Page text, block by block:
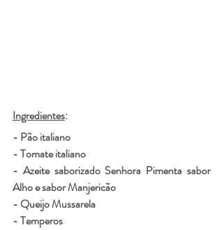
Ingredientes:
- Pão italiano
- Tomate italiano
- Azeite saborizado Senhora Pimenta sabor
Alho e sabor Manjericão
- Queijo Mussarela
- Temperos